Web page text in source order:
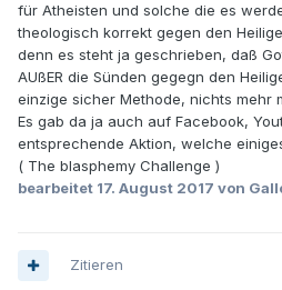
für Atheisten und solche die es
theologisch korrekt gegen den
denn es steht ja geschrieben, daß
AUßER die Sünden gegegn den
einzige sicher Methode, nichts mehr
Es gab da ja auch auf Facebook,
entsprechende Aktion, welche
( The blasphemy Challenge )
bearbeitet 17. August 2017 von
Zitieren